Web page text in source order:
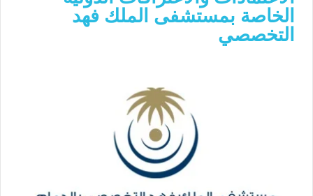
الخاصة بمستشفى الملك فهد
التخصصي